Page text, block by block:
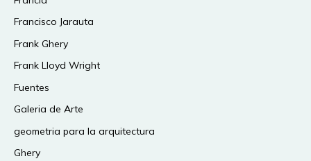
Francisco Jarauta
Frank Ghery
Frank Lloyd Wright
Fuentes
Galeria de Arte
geometria para la arquitectura
Ghery